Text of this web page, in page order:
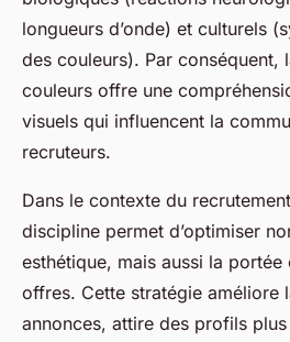
longueurs d’onde) et culturels
des couleurs). Par conséquent,
couleurs offre une
visuels qui influencent la
recruteurs.
Dans le contexte du
discipline permet d’optimiser
esthétique, mais aussi la portée
offres. Cette stratégie améliore
annonces, attire des profils